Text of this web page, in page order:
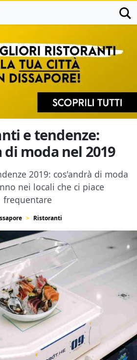
e tendenze:
di moda nel 2019
2019: cos'andrà di moda
nei locali che ci piace
frequentare
Ristoranti